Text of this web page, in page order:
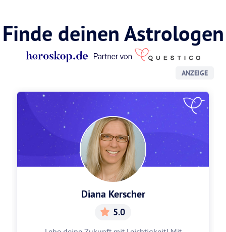
Finde deinen Astrologen
ANZEIGE
Diana Kerscher
5.0